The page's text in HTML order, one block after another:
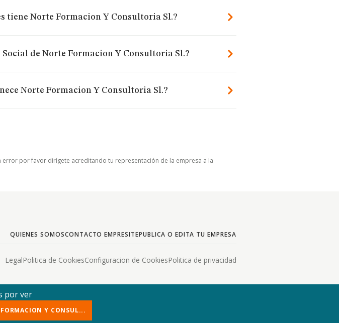
tiene Norte Formacion Y Consultoria Sl.?
de Norte Formacion Y Consultoria Sl.?
Norte Formacion Y Consultoria Sl.?
error por favor dirígete acreditando tu representación de la empresa a la
QUIENES SOMOSCONTACTO EMPRESITEPUBLICA O EDITA TU EMPRESA
LegalPolitica de CookiesConfiguracion de CookiesPolitica de privacidad
por ver
Y CONSUL...